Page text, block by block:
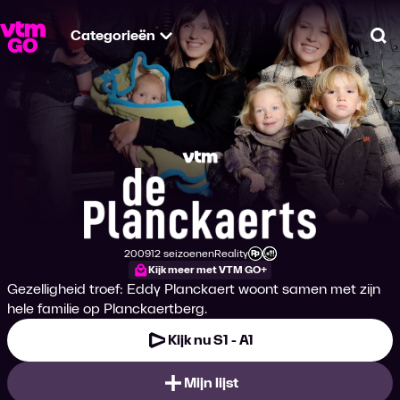
Categorieën
De Planckaerts
Productiejaar
200912 seizoenen
Genre
Reality
Leeftijdsclassificatie
Kijk meer met VTM GO+
Gezelligheid troef: Eddy Planckaert woont samen met zijn
hele familie op Planckaertberg.
Kijk nu S1 - A1
Mijn lijst